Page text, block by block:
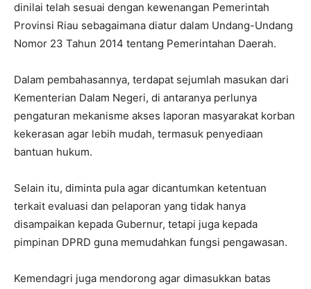
dinilai telah sesuai dengan kewenangan Pemerintah
Provinsi Riau sebagaimana diatur dalam Undang-Undang
Nomor 23 Tahun 2014 tentang Pemerintahan Daerah.
Dalam pembahasannya, terdapat sejumlah masukan dari
Kementerian Dalam Negeri, di antaranya perlunya
pengaturan mekanisme akses laporan masyarakat korban
kekerasan agar lebih mudah, termasuk penyediaan
bantuan hukum.
Selain itu, diminta pula agar dicantumkan ketentuan
terkait evaluasi dan pelaporan yang tidak hanya
disampaikan kepada Gubernur, tetapi juga kepada
pimpinan DPRD guna memudahkan fungsi pengawasan.
Kemendagri juga mendorong agar dimasukkan batas